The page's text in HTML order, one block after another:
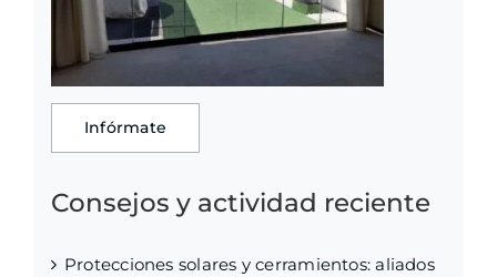
Infórmate
Consejos y actividad reciente
Protecciones solares y cerramientos: aliados